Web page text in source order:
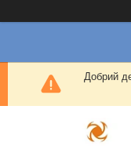
Добрий